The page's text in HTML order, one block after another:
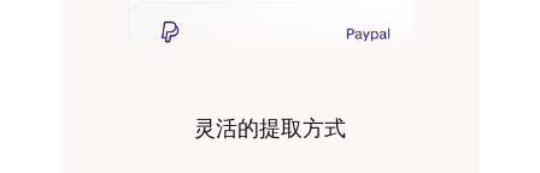
灵活的提取方式